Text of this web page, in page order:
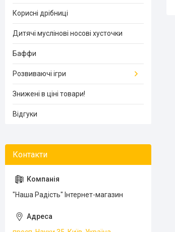
Корисні дрібниці
Дитячі муслінові носові хусточки
Баффи
Розвиваючі ігри
Знижені в ціні товари!
Відгуки
"Наша Радість" Інтернет-магазин